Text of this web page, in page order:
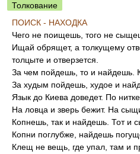
Толкование
ПОИСК - НАХОДКА
Чего не поищешь, того не
Ищай обрящет, а толкущему
толцыте и отверзется.
За чем пойдешь, то и найдешь.
За худым пойдешь, худое и
Язык до Киева доведет. По
На ловца и зверь бежит. На
Копнешь, так и найдешь. Тот и
Копни поглубже, найдешь
Клещ не вещь, где упал, там и